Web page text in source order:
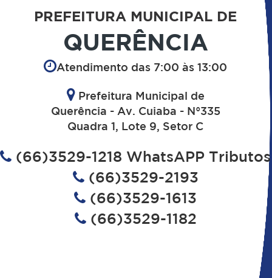
PREFEITURA MUNICIPAL DE
QUERÊNCIA
Atendimento das 7:00 às 13:00
Prefeitura Municipal de
Querência - Av. Cuiaba - N°335
Quadra 1, Lote 9, Setor C
(66)3529-1218 WhatsAPP Tributos
(66)3529-2193
(66)3529-1613
(66)3529-1182